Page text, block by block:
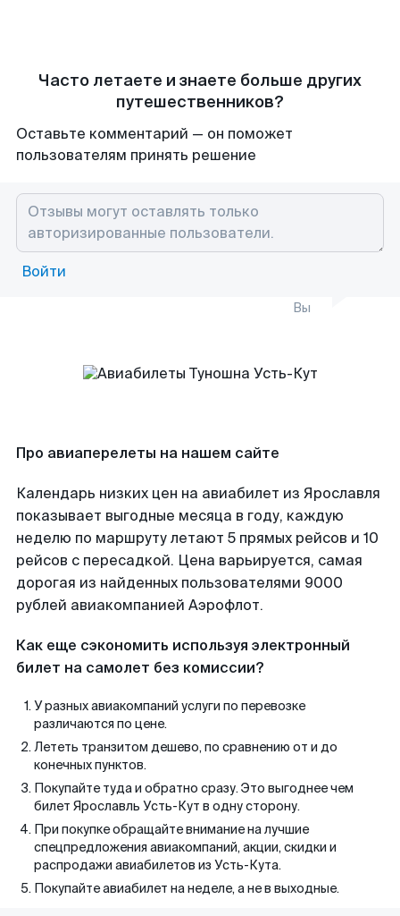
Часто летаете и знаете больше других
путешественников?
Оставьте комментарий — он поможет
пользователям принять решение
Войти
Вы
Про авиаперелеты на нашем сайте
Календарь низких цен на авиабилет из Ярославля
показывает выгодные месяца в году, каждую
неделю по маршруту летают 5 прямых рейсов и 10
рейсов с пересадкой. Цена варьируется, самая
дорогая из найденных пользователями 9000
рублей авиакомпанией Аэрофлот.
Как еще сэкономить используя электронный
билет на самолет без комиссии?
У разных авиакомпаний услуги по перевозке
различаются по цене.
Лететь транзитом дешево, по сравнению от и до
конечных пунктов.
Покупайте туда и обратно сразу. Это выгоднее чем
билет Ярославль Усть-Кут в одну сторону.
При покупке обращайте внимание на лучшие
спецпредложения авиакомпаний, акции, скидки и
распродажи авиабилетов из Усть-Кута.
Покупайте авиабилет на неделе, а не в выходные.